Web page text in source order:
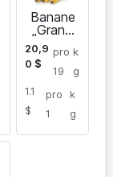
Banane
„Grand
Nain“
20,9
0 $
pro
19
k
g
1.1
$
pro
1
k
g